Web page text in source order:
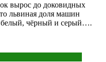
вырос до доковидных
львиная доля машин
белый, чёрный и серый….